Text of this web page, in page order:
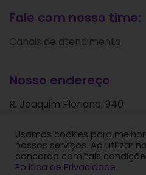
Fale com nosso time:
Canais de atendimento
Nosso endereço
R. Joaquim Floriano, 940
São Paulo - SP
CEP: 04534-004
Usamos cookies para
nossos serviços. Ao utilizar
concorda com tais
Política de Privacidade